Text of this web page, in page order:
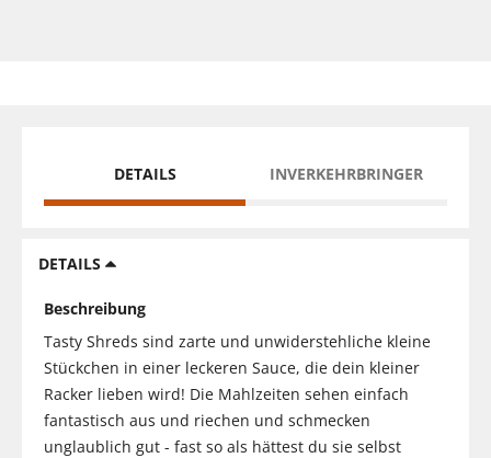
DETAILS INVERKEHRBRINGER
DETAILS
Beschreibung
Tasty Shreds sind zarte und unwiderstehliche kleine
Stückchen in einer leckeren Sauce, die dein kleiner
Racker lieben wird! Die Mahlzeiten sehen einfach
fantastisch aus und riechen und schmecken
unglaublich gut - fast so als hättest du sie selbst